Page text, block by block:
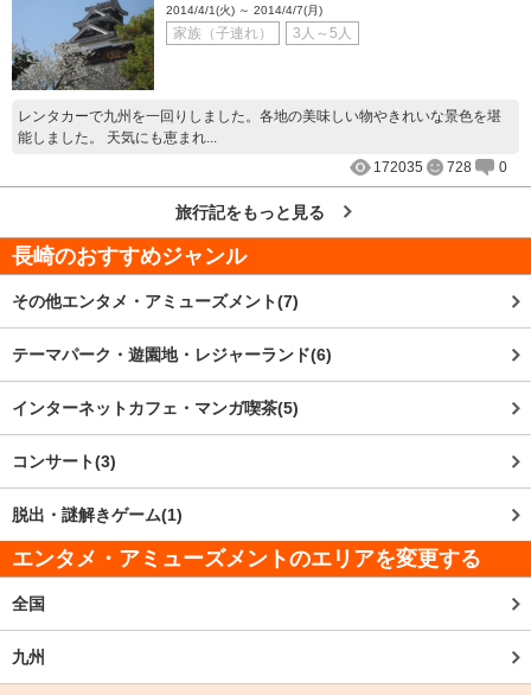
2014/4/1(火) ～ 2014/4/7(月)
家族（子連れ） 3人～5人
レンタカーで九州を一回りしました。各地の美味しい物やきれいな景色を堪
能しました。 天気にも恵まれ...
172035
728 0
旅行記をもっと見る
長崎のおすすめジャンル
その他エンタメ・アミューズメント(7)
テーマパーク・遊園地・レジャーランド(6)
インターネットカフェ・マンガ喫茶(5)
コンサート(3)
脱出・謎解きゲーム(1)
エンタメ・アミューズメントのエリアを変更する
全国
九州